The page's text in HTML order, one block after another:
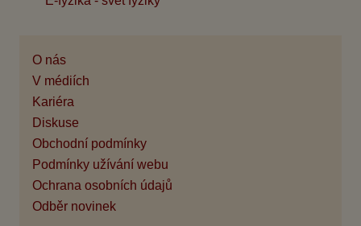
O nás
V médiích
Kariéra
Diskuse
Obchodní podmínky
Podmínky užívání webu
Ochrana osobních údajů
Odběr novinek